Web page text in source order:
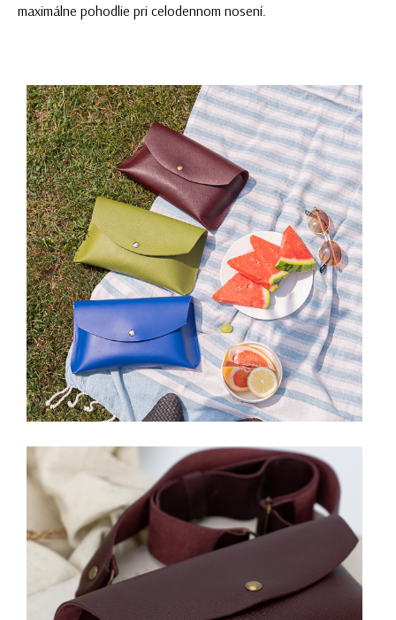
maximálne pohodlie pri celodennom nosení.